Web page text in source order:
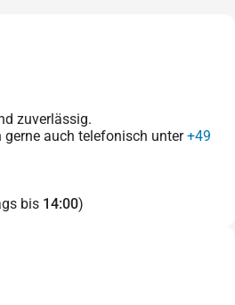
zuverlässig.
gerne auch telefonisch unter+49
bis 14:00)